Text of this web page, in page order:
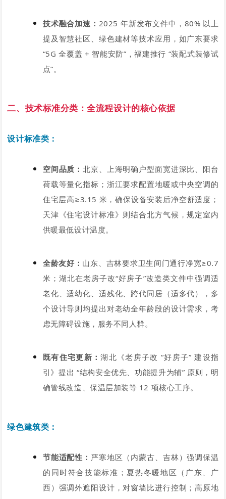
技术融合加速： 2025 年新发布文件中，80% 以上
提及智慧社区、绿色建材等技术应用，如广东要求
“5G 全覆盖 + 智能安防”，福建推行 “装配式装修试
点”。
二、技术标准分类：全流程设计的核心依据
设计标准类：
空间品质：北京、上海明确户型面宽进深比、阳台
荷载等量化指标；浙江要求配置地暖或中央空调的
住宅层高≥3.15 米，确保设备安装后净空舒适度；
天津《住宅设计标准》则结合北方气候，规定室内
供暖最低设计温度。
全龄友好： 山东、吉林要求卫生间门通行净宽≥0.7
米；湖北在老房子改“好房子”改造类文件中强调适
老化、适幼化、适残化、跨代同居（适多代），多
个设计导则均提出对老幼全年龄段的设计需求，考
虑无障碍设施，服务不同人群。
既有住宅更新：湖北《老房子改 “好房子” 建设指
引》提出 “结构安全优先、功能提升为辅” 原则，明
确管线改造、保温层加装等 12 项核心工序。
绿色建筑类：
节能适配性： 严寒地区（内蒙古、吉林）强调保温
的同时符合技能标准；夏热冬暖地区（广东、广
西）强调外遮阳设计，对窗墙比进行控制；高原地